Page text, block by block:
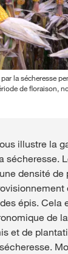
la sécheresse
de floraison,
illustre la
sécheresse.
densité
épis. Cela
de
et de